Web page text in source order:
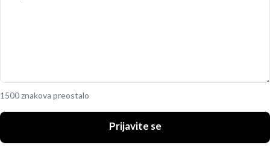
1500 znakova preostalo
Prijavite se